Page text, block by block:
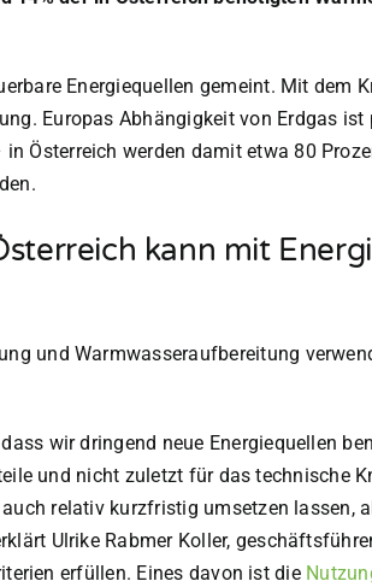
Energiequellen gemeint. Mit dem
Europas Abhängigkeit von Erdgas
Österreich werden damit etwa 80
kann mit
und Warmwasseraufbereitung
wir dringend neue Energiequellen
und nicht zuletzt für das technische
relativ kurzfristig umsetzen lassen,
Ulrike Rabmer Koller,
erfüllen. Eines davon ist die